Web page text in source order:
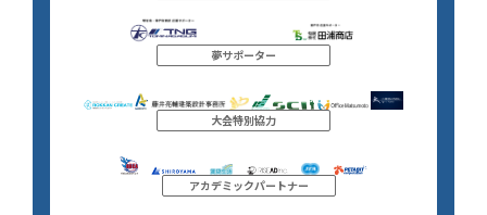
夢サポーター
大会特別協力
アカデミックパートナー